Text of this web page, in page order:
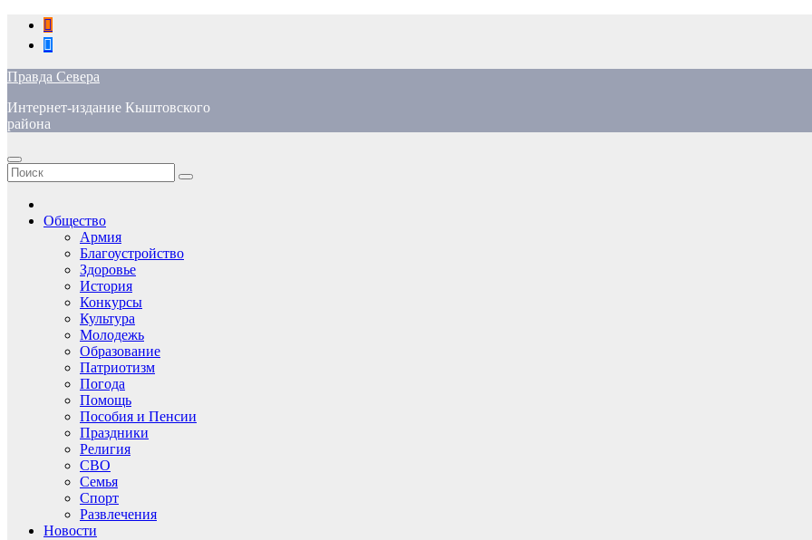
Перейти
содержимому
Правда Севера
Интернет-издание Кыштовского
района
Общество
Армия
Благоустройство
Здоровье
История
Конкурсы
Культура
Молодежь
Образование
Патриотизм
Погода
Помощь
Пособия и Пенсии
Праздники
Религия
СВО
Семья
Спорт
Развлечения
Новости